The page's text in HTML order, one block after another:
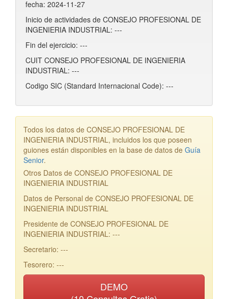
fecha: 2024-11-27
Inicio de actividades de CONSEJO PROFESIONAL DE
INGENIERIA INDUSTRIAL: ---
Fin del ejercicio: ---
CUIT CONSEJO PROFESIONAL DE INGENIERIA
INDUSTRIAL: ---
Codigo SIC (Standard Internacional Code): ---
Todos los datos de CONSEJO PROFESIONAL DE
INGENIERIA INDUSTRIAL, incluidos los que poseen
guiones están disponibles en la base de datos de Guía
Senior.
Otros Datos de CONSEJO PROFESIONAL DE
INGENIERIA INDUSTRIAL
Datos de Personal de CONSEJO PROFESIONAL DE
INGENIERIA INDUSTRIAL
Presidente de CONSEJO PROFESIONAL DE
INGENIERIA INDUSTRIAL: ---
Secretario: ---
Tesorero: ---
DEMO